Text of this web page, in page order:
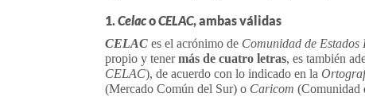
1.CelacoCELAC, ambas válidas
CELAC es el acrónimo de Comunidad de
propio y tenermás de cuatro letras, es también
CELAC), de acuerdo con lo indicado en la
(Mercado Común del Sur) o Caricom (Comunidad